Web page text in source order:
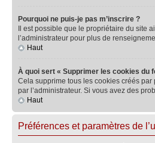
Pourquoi ne puis-je pas m’inscrire ?
Il est possible que le propriétaire du site
l’administrateur pour plus de
Haut
À quoi sert « Supprimer les cookies du
Cela supprime tous les cookies créés
par l’administrateur. Si vous avez des
Haut
Préférences et paramètres de